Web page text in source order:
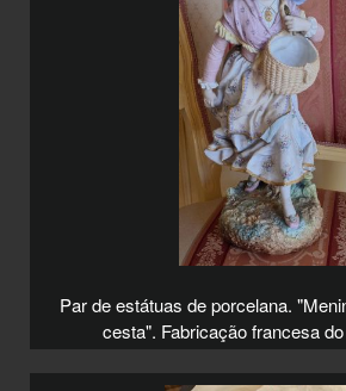
Par de estátuas de porcelana.
cesta". Fabricação francesa